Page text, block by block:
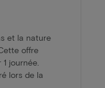
et la nature
offre
journée.
lors de la